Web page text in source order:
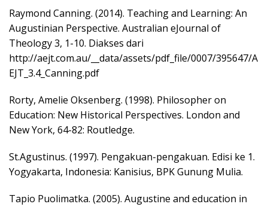
Raymond Canning. (2014). Teaching and Learning: An
Augustinian Perspective. Australian eJournal of
Theology 3, 1-10. Diakses dari
http://aejt.com.au/__data/assets/pdf_file/0007/395647/A
EJT_3.4_Canning.pdf
Rorty, Amelie Oksenberg. (1998). Philosopher on
Education: New Historical Perspectives. London and
New York, 64-82: Routledge.
St.Agustinus. (1997). Pengakuan-pengakuan. Edisi ke 1.
Yogyakarta, Indonesia: Kanisius, BPK Gunung Mulia.
Tapio Puolimatka. (2005). Augustine and education in